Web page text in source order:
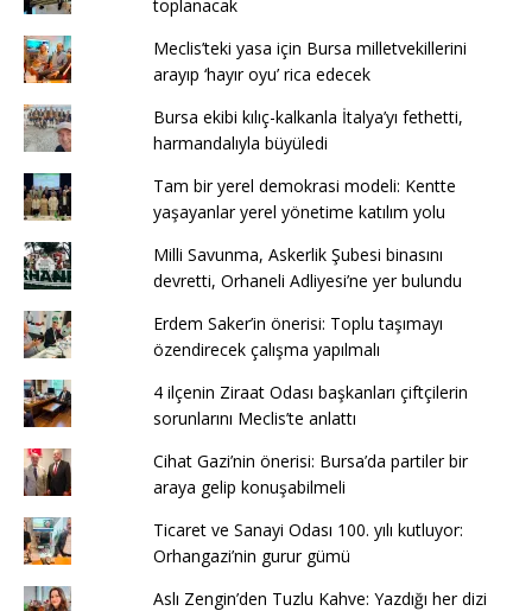
toplanacak
Meclis’teki yasa için Bursa milletvekillerini
arayıp ‘hayır oyu’ rica edecek
Bursa ekibi kılıç-kalkanla İtalya’yı fethetti,
harmandalıyla büyüledi
Tam bir yerel demokrasi modeli: Kentte
yaşayanlar yerel yönetime katılım yolu
Milli Savunma, Askerlik Şubesi binasını
devretti, Orhaneli Adliyesi’ne yer bulundu
Erdem Saker’in önerisi: Toplu taşımayı
özendirecek çalışma yapılmalı
4 ilçenin Ziraat Odası başkanları çiftçilerin
sorunlarını Meclis’te anlattı
Cihat Gazi’nin önerisi: Bursa’da partiler bir
araya gelip konuşabilmeli
Ticaret ve Sanayi Odası 100. yılı kutluyor:
Orhangazi’nin gurur gümü
Aslı Zengin’den Tuzlu Kahve: Yazdığı her dizi